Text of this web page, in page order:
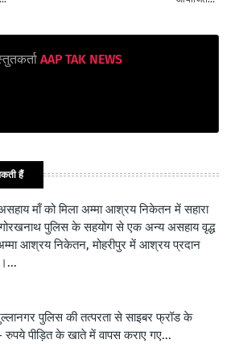
AAP TAK NEWS
हैं
माँ को मिला अम्मा आश्रय निकेतन में सहारा
पुलिस के सहयोग से एक अन्य असहाय वृद्ध
आश्रय निकेतन, मोहरीपुर में आश्रय प्रदान
पुलिस की तत्परता से साइबर फ्रॉड के
पीड़ित के खाते में वापस कराए गए...